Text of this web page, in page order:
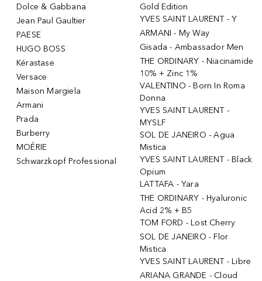
Dolce & Gabbana
Jean Paul Gaultier
PAESE
HUGO BOSS
Kérastase
Versace
Maison Margiela
Armani
Prada
Burberry
MOÉRIE
Schwarzkopf Professional
Gold Edition
YVES SAINT LAURENT - Y
ARMANI - My Way
Gisada - Ambassador Men
THE ORDINARY - Niacinamide
10% + Zinc 1%
VALENTINO - Born In Roma
Donna
YVES SAINT LAURENT -
MYSLF
SOL DE JANEIRO - Agua
Mistica
YVES SAINT LAURENT - Black
Opium
LATTAFA - Yara
THE ORDINARY - Hyaluronic
Acid 2% + B5
TOM FORD - Lost Cherry
SOL DE JANEIRO - Flor
Mistica
YVES SAINT LAURENT - Libre
ARIANA GRANDE - Cloud